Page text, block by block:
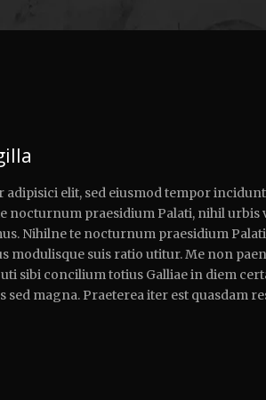
elit, sed eiusmod tempor
nocturnum praesidium Palati, nihil
Nihilne te nocturnum praesidium
modulisque suis ratio utitur. Me non
sibi concilium totius Galliae in diem
magna. Praeterea iter est quasdam